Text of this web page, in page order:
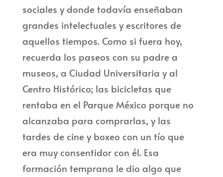
sociales y donde todavía enseñaban
grandes intelectuales y escritores de
aquellos tiempos. Como si fuera hoy,
recuerda los paseos con su padre a
museos, a Ciudad Universitaria y al
Centro Histórico; las bicicletas que
rentaba en el Parque México porque no
alcanzaba para comprarlas, y las
tardes de cine y boxeo con un tío que
era muy consentidor con él. Esa
formación temprana le dio algo que